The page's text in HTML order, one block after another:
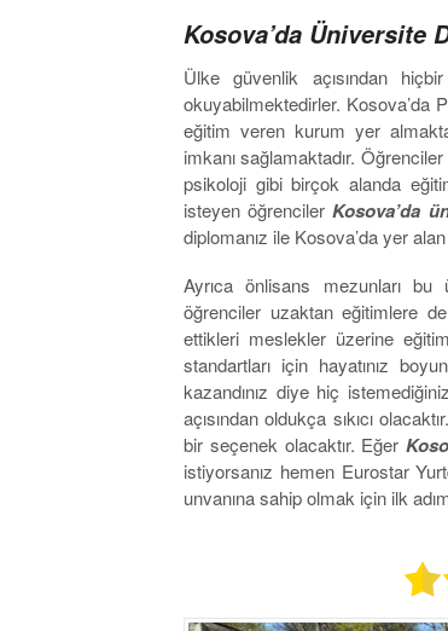
Kosova’da Üniversite
Ülke güvenlik açısından
okuyabilmektedirler. Kosova’da
eğitim veren kurum yer
imkanı sağlamaktadır.
psikoloji gibi birçok alanda
isteyen öğrencilerKosova’da
diplomanız ile Kosova’da yer
Ayrıca önlisans mezunları bu
öğrenciler uzaktan eğitimlere
ettikleri meslekler üzerine
standartları için hayatınız
kazandınız diye hiç
açısından oldukça sıkıcı
bir seçenek olacaktır. Eğer
istiyorsanız hemen Eurostar
unvanına sahip olmak için ilk